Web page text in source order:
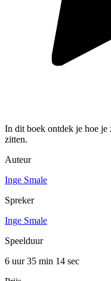
In dit boek ontdek je hoe je
zitten.
Auteur
Inge Smale
Spreker
Inge Smale
Speelduur
6 uur 35 min 14 sec